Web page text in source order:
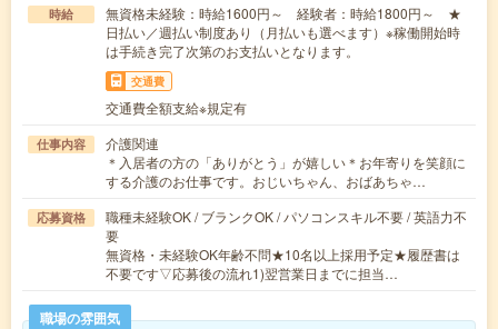
時給
無資格未経験：時給1600円～ 経験者：時給1800円～ ★
日払い／週払い制度あり（月払いも選べます）※稼働開始時
は手続き完了次第のお支払いとなります。
交通費
交通費全額支給※規定有
仕事内容
介護関連
＊入居者の方の「ありがとう」が嬉しい＊お年寄りを笑顔に
する介護のお仕事です。おじいちゃん、おばあちゃ…
応募資格
職種未経験OK / ブランクOK / パソコンスキル不要 / 英語力不
要
無資格・未経験OK年齢不問★10名以上採用予定★履歴書は
不要です▽応募後の流れ1)翌営業日までに担当…
職場の雰囲気